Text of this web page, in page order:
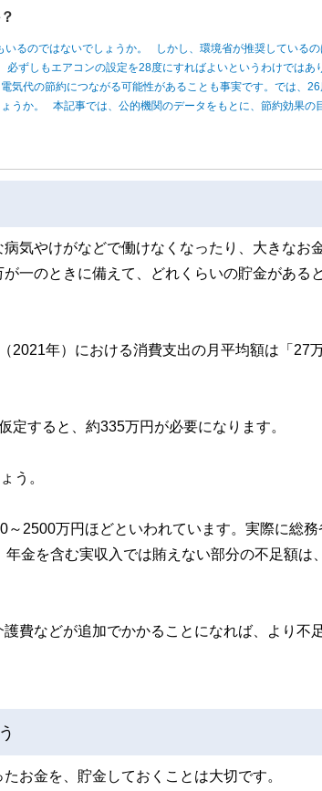
いるのではないでしょうか。 しかし、環境省が推奨しているの
必ずしもエアコンの設定を28度にすればよいというわけではあ
気代の節約につながる可能性があることも事実です。では、26
うか。 本記事では、公的機関のデータをもとに、節約効果の
気やけがなどで働けなくなったり、大きなお
一のときに備えて、どれくらいの貯金がある
2021年）における消費支出の月平均額は「27
すると、約335万円が必要になります。
う。
2500万円ほどといわれています。実際に総務
金を含む実収入では賄えない部分の不足額は
費などが追加でかかることになれば、より不
お金を、貯金しておくことは大切です。